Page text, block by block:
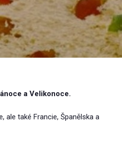
a Velikonoce.
ale také Francie, Španělska a